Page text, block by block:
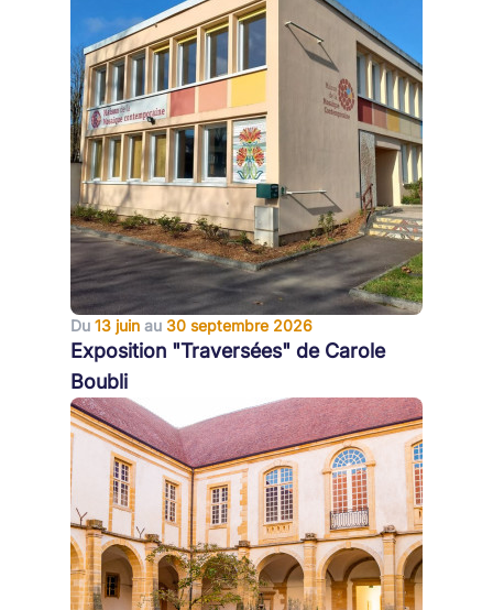
Du 13 juin au 30 septembre 2026
Exposition "Traversées" de Carole
Boubli